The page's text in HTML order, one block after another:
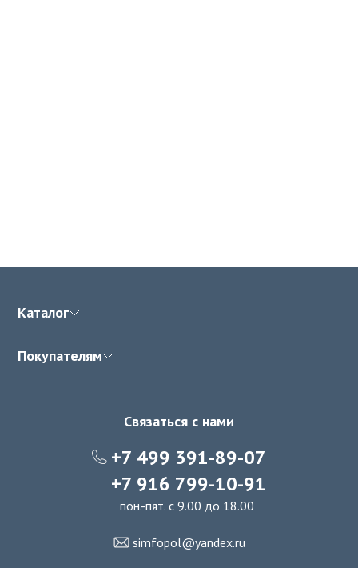
Каталог
Покупателям
Связаться с нами
+7 499 391-89-07
+7 916 799-10-91
пон.-пят. с 9.00 до 18.00
simfopol@yandex.ru